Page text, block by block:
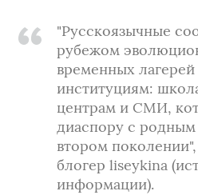
"Русскоязычные
рубежом
временных
институциям:
центрам и СМИ,
диаспору с
втором
блогер liseykina
информации).